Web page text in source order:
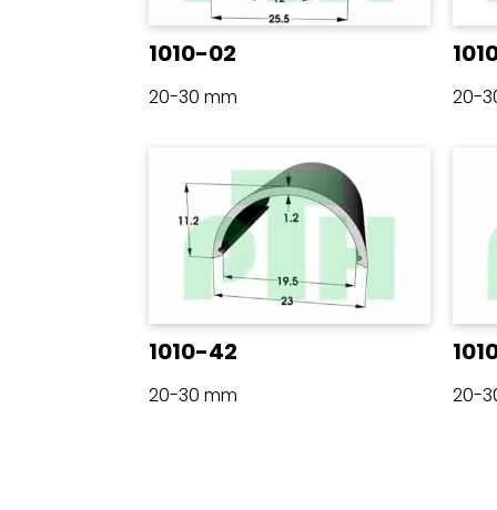
1010-02
20-30 mm 20-
1010-42
20-30 mm 20-